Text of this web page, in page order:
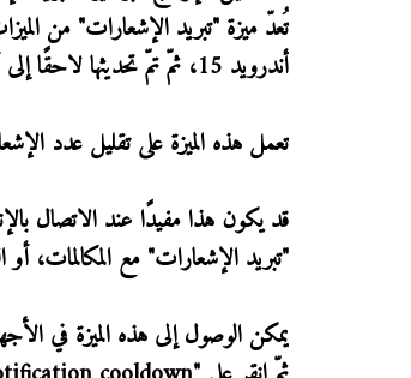
تُعدّ ميزة "تبريد الإشعارات" من
أندرويد 15، ثمّ تمّ تحديثها لاحقًا إلى أندرويد 16.
تعمل هذه الميزة على تقليل عدد
قد يكون هذا مفيدًا عند الاتصال
"تبريد الإشعارات" مع المكالمات، أو